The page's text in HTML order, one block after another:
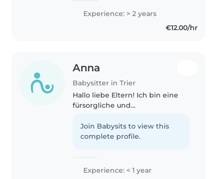
Experience: > 2 years
€12.00/hr
Anna
Babysitter in Trier
Hallo liebe Eltern! Ich bin eine
fürsorgliche und
Babysitterin mit Leidenschaft für
kreative Aktivitäten und Spiele.
Join Babysits to view this
complete profile.
Experience: < 1 year